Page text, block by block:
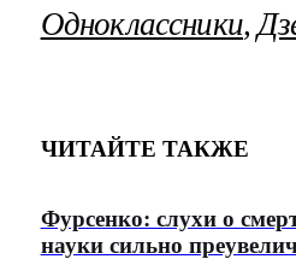
Одноклассники,
ЧИТАЙТЕ ТАКЖЕ
Фурсенко: слухи о
науки сильно